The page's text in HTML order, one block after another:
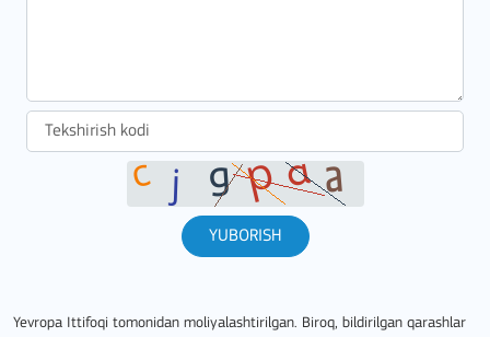
YUBORISH
Yevropa Ittifoqi tomonidan moliyalashtirilgan. Biroq, bildirilgan qarashlar